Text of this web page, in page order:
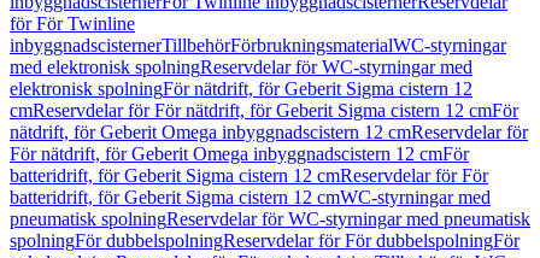
för För Twinline
inbyggnadscisternerTillbehörFörbrukningsmaterialWC-styrningar
med elektronisk spolningReservdelar för WC-styrningar med
elektronisk spolningFör nätdrift, för Geberit Sigma cistern 12
cmReservdelar för För nätdrift, för Geberit Sigma cistern 12 cmFör
nätdrift, för Geberit Omega inbyggnadscistern 12 cmReservdelar för
För nätdrift, för Geberit Omega inbyggnadscistern 12 cmFör
batteridrift, för Geberit Sigma cistern 12 cmReservdelar för För
batteridrift, för Geberit Sigma cistern 12 cmWC-styrningar med
pneumatisk spolningReservdelar för WC-styrningar med pneumatisk
spolningFör dubbelspolningReservdelar för För dubbelspolningFör